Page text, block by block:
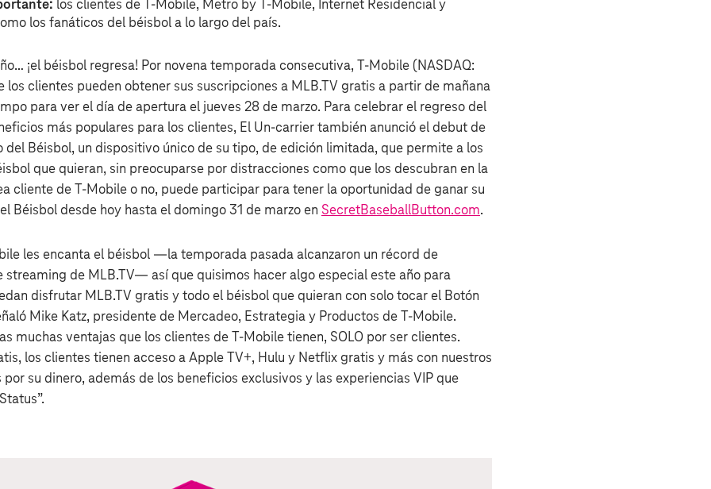
los clientes de T‑Mobile, Metro by T‑Mobile, Internet Residencial y
los fanáticos del béisbol a lo largo del país.
¡el béisbol regresa! Por novena temporada consecutiva, T‑Mobile (NASDAQ:
los clientes pueden obtener sus suscripciones a MLB.TV gratis a partir de mañana
para ver el día de apertura el jueves 28 de marzo. Para celebrar el regreso del
más populares para los clientes, El Un-carrier también anunció el debut de
del Béisbol, un dispositivo único de su tipo, de edición limitada, que permite a los
que quieran, sin preocuparse por distracciones como que los descubran en la
cliente de T‑Mobile o no, puede participar para tener la oportunidad de ganar su
Béisbol desde hoy hasta el domingo 31 de marzo en SecretBaseballButton.com.
les encanta el béisbol —la temporada pasada alcanzaron un récord de
streaming de MLB.TV— así que quisimos hacer algo especial este año para
disfrutar MLB.TV gratis y todo el béisbol que quieran con solo tocar el Botón
Mike Katz, presidente de Mercadeo, Estrategia y Productos de T‑Mobile.
muchas ventajas que los clientes de T‑Mobile tienen, SOLO por ser clientes.
los clientes tienen acceso a Apple TV+, Hulu y Netflix gratis y más con nuestros
por su dinero, además de los beneficios exclusivos y las experiencias VIP que